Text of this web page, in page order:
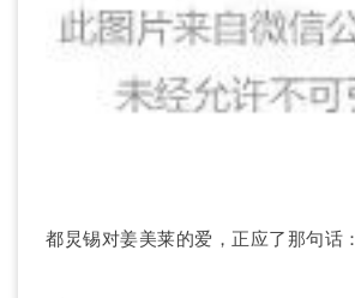
都炅锡对姜美莱的爱，正应了那句话：